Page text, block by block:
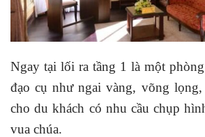
Ngay tại lối ra tầng 1 là một
đạo cụ như ngai vàng, võng
cho du khách có nhu cầu chụp
vua chúa.